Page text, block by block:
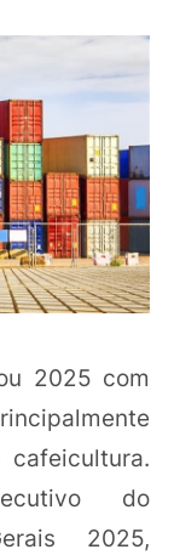
2025 com
do
2025,